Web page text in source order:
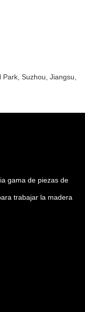
Suzhou, Jiangsu,
gama de piezas de
trabajar la madera